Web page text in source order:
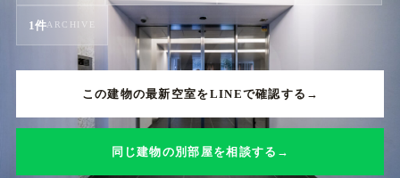
1件ARCHIVE
この建物の最新空室をLINEで確認する
同じ建物の別部屋を相談する